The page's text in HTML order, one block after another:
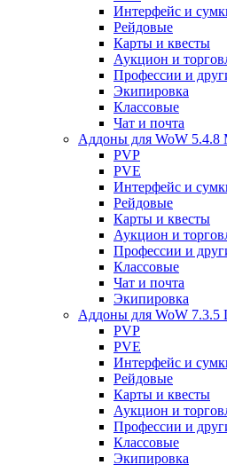
Интерфейс и
Рейдовые
Карты и квесты
Аукцион и
Профессии и
Экипировка
Классовые
Чат и почта
Аддоны для WoW 5.4.8
PVP
PVE
Интерфейс и
Рейдовые
Карты и квесты
Аукцион и
Профессии и
Классовые
Чат и почта
Экипировка
Аддоны для WoW 7.3.5
PVP
PVE
Интерфейс и
Рейдовые
Карты и квесты
Аукцион и
Профессии и
Классовые
Экипировка